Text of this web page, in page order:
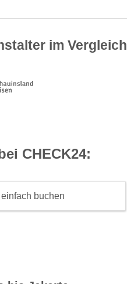
im Vergleich
CHECK24:
buchen